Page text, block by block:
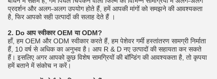
प्रदर्शन और अलग-अलग उपयोग होते हैं, हमें आपकी मांगों को समझने की आवश्यकता
है, फिर आपको सही उत्पादों की सलाह देते हैं ।
2. Do आप स्वीकार OEM या ODM?
हाँ, हम OEM और ODM स्वीकार करते हैं, हम पेशेवर गर्मी हस्तांतरण सामग्री निर्माता
हैं, 10 वर्ष से अधिक का अनुभव है। आप R & D नए उत्पादों की सहायता कर सकते
हैं। इसलिए अगर आपको कुछ विशेष सामग्रियों की बॉन्डिंग की आवश्यकता है, तो कृपया
हमें बताने में संकोच न करें।